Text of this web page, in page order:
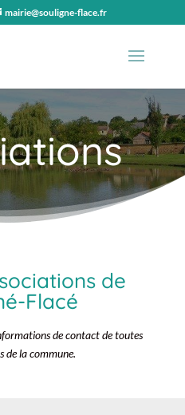
mairie@souligne-flace.fr
de
Flacé
de contact de toutes
de la commune.